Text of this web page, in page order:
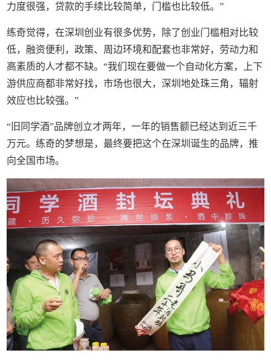
力度很强，贷款的手续比较简单，门槛也比较低。”
练奇觉得，在深圳创业有很多优势，除了创业门槛相对比较
低，融资便利，政策、周边环境和配套也非常好，劳动力和
高素质的人才都不缺。“我们现在要做一个自动化方案，上下
游供应商都非常好找，市场也很大，深圳地处珠三角，辐射
效应也比较强。”
“旧同学酒”品牌创立才两年，一年的销售额已经达到近三千
万元。练奇的梦想是，最终要把这个在深圳诞生的品牌，推
向全国市场。